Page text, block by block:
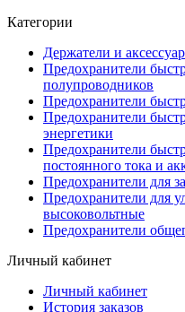
Категории
Держатели и
Предохранители
полупроводников
Предохранители
Предохранители
энергетики
Предохранители
постоянного тока и
Предохранители для
Предохранители для
высоковольтные
Предохранители
Личный кабинет
Личный кабинет
История заказов